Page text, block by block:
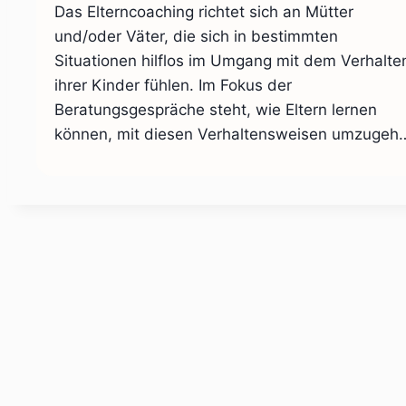
Das Elterncoaching richtet sich an Mütter
und/oder Väter, die sich in bestimmten
Situationen hilflos im Umgang mit dem
ihrer Kinder fühlen. Im Fokus der
Beratungsgespräche steht, wie Eltern lernen
können, mit diesen Verhaltensweisen